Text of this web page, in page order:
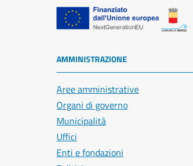
AMMINISTRAZIONE
Aree amministrative
Organi di governo
Municipalità
Uffici
Enti e fondazioni